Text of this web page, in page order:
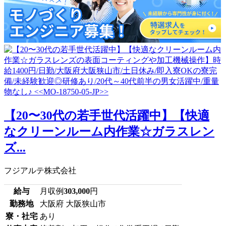
【20〜30代の若手世代活躍中】【快適
なクリーンルーム内作業☆ガラスレン
ズ...
フジアルテ株式会社
給与 月収例303,000円
勤務地
大阪府 大阪狭山市
寮・社宅 あり